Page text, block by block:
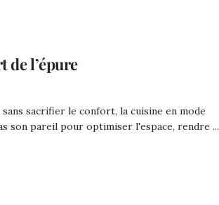
de l’épure
sacrifier le confort, la cuisine en mode
son pareil pour optimiser l'espace, rendre ...